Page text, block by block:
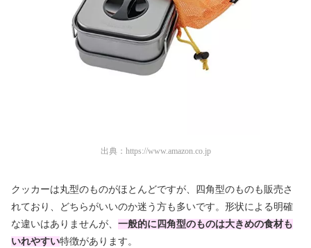
出典： https://www.amazon.co.jp
クッカーは丸型のものがほとんどですが、四角型のものも販売さ
れており、どちらがいいのか迷う方も多いです。形状による明確
な違いはありませんが、 一般的に四角型のものは大きめの食材も
いれやすい特徴があります。